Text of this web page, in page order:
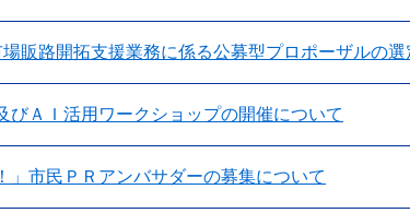
販路開拓支援業務に係る公募型プロポーザルの選
びＡＩ活用ワークショップの開催について
」市民ＰＲアンバサダーの募集について